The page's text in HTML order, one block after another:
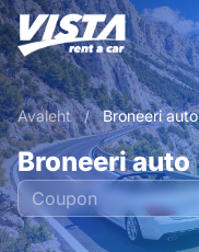
Avaleht / Broneeri auto
Broneeri auto